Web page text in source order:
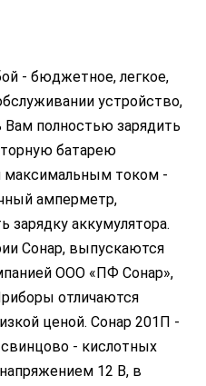
- бюджетное, легкое,
устройство,
Вам полностью зарядить
батарею
максимальным током -
амперметр,
зарядку аккумулятора.
Сонар, выпускаются
ООО «ПФ Сонар»,
отличаются
ценой. Сонар 201П -
свинцово - кислотных
12 В, в